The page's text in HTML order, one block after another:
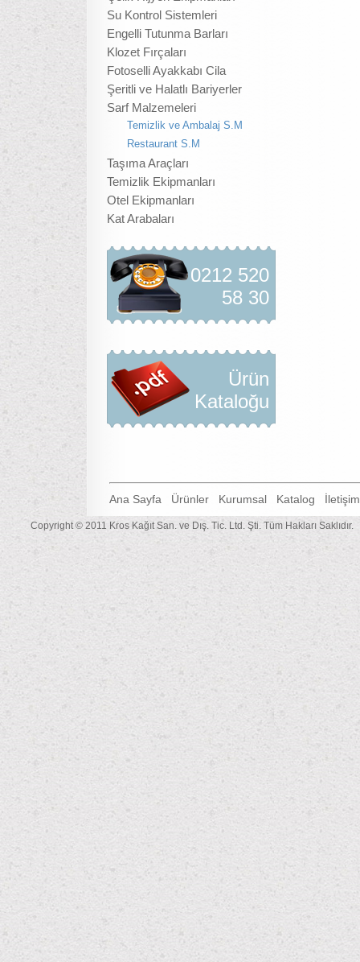
Su Kontrol Sistemleri
Engelli Tutunma Barları
Klozet Fırçaları
Fotoselli Ayakkabı Cila
Şeritli ve Halatlı Bariyerler
Sarf Malzemeleri
Temizlik ve Ambalaj S.M
Restaurant S.M
Taşıma Araçları
Temizlik Ekipmanları
Otel Ekipmanları
Kat Arabaları
0212 520
58 30
Ürün
Kataloğu
Ana Sayfa Ürünler Kurumsal Katalog İletişim
Copyright © 2011 Kros Kağıt San. ve Dış. Tic. Ltd. Şti. Tüm Hakları Saklıdır.